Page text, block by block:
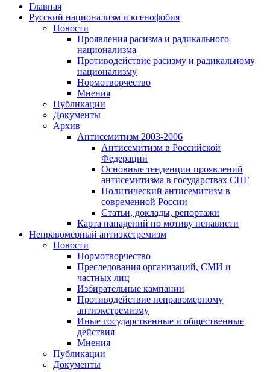
Главная
Русский национализм и ксенофобия
Новости
Проявления расизма и радикального
национализма
Противодействие расизму и радикальному
национализму
Нормотворчество
Мнения
Публикации
Документы
Архив
Антисемитизм 2003-2006
Антисемитизм в Российской
Федерации
Основные тенденции проявлений
антисемитизма в государствах СНГ
Политический антисемитизм в
современной России
Статьи, доклады, репортажи
Карта нападений по мотиву ненависти
Неправомерный антиэкстремизм
Новости
Нормотворчество
Преследования организаций, СМИ и
частных лиц
Избирательные кампании
Противодействие неправомерному
антиэкстремизму
Иные государственные и общественные
действия
Мнения
Публикации
Документы